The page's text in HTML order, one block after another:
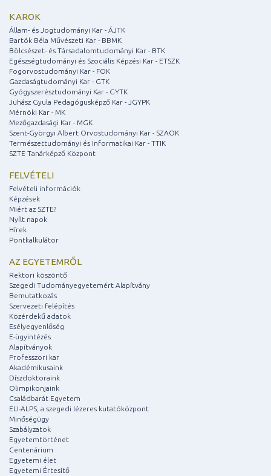
KAROK
Állam- és Jogtudományi Kar - ÁJTK
Bartók Béla Művészeti Kar - BBMK
Bölcsészet- és Társadalomtudományi Kar - BTK
Egészségtudományi és Szociális Képzési Kar - ETSZK
Fogorvostudományi Kar - FOK
Gazdaságtudományi Kar - GTK
Gyógyszerésztudományi Kar - GYTK
Juhász Gyula Pedagógusképző Kar - JGYPK
Mérnöki Kar - MK
Mezőgazdasági Kar - MGK
Szent-Györgyi Albert Orvostudományi Kar - SZAOK
Természettudományi és Informatikai Kar - TTIK
SZTE Tanárképző Központ
FELVÉTELI
Felvételi információk
Képzések
Miért az SZTE?
Nyílt napok
Hírek
Pontkalkulátor
AZ EGYETEMRŐL
Rektori köszöntő
Szegedi Tudományegyetemért Alapítvány
Bemutatkozás
Szervezeti felépítés
Közérdekű adatok
Esélyegyenlőség
E-ügyintézés
Alapítványok
Professzori kar
Akadémikusaink
Díszdoktoraink
Olimpikonjaink
Családbarát Egyetem
ELI-ALPS, a szegedi lézeres kutatóközpont
Minőségügy
Szabályzatok
Egyetemtörténet
Centenárium
Egyetemi élet
Egyetemi Értesítő